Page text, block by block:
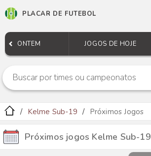
PLACAR DE FUTEBOL
ONTEM JOGOS DE HOJE
Kelme Sub-19 Próximos Jogos
Próximos jogos Kelme Sub-19